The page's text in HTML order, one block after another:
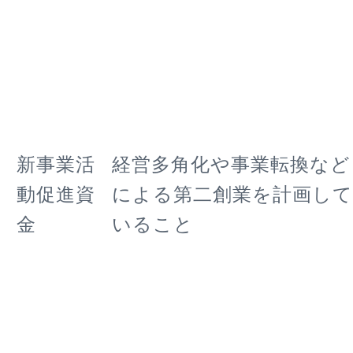
新事業活
動促進資
金
経営多角化や事業転換など
による第二創業を計画して
いること